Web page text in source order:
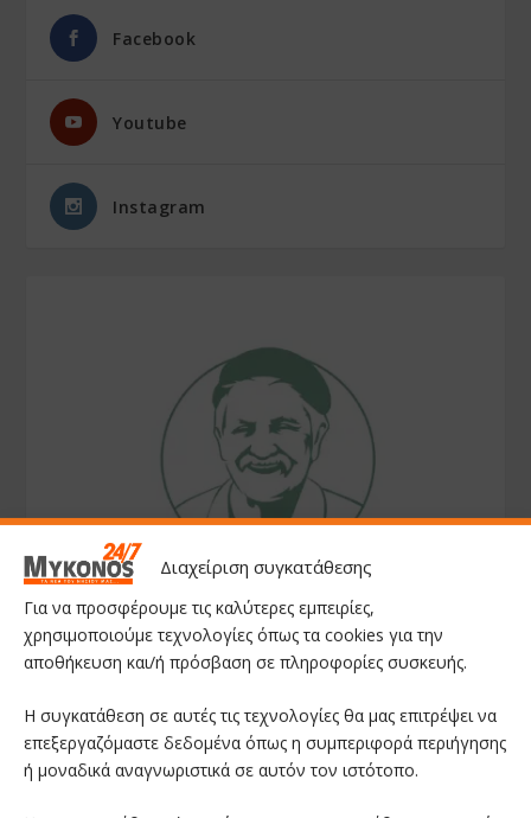
Διαχείριση συγκατάθεσης
Για να προσφέρουμε τις καλύτερες εμπειρίες,
χρησιμοποιούμε τεχνολογίες όπως τα cookies για την
αποθήκευση και/ή πρόσβαση σε πληροφορίες συσκευής.
Η συγκατάθεση σε αυτές τις τεχνολογίες θα μας επιτρέψει να
επεξεργαζόμαστε δεδομένα όπως η συμπεριφορά περιήγησης
ή μοναδικά αναγνωριστικά σε αυτόν τον ιστότοπο.
Facebook
Youtube
Instagram